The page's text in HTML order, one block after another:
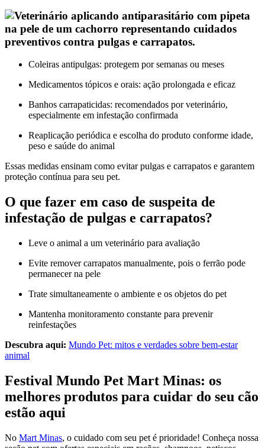
Coleiras antipulgas: protegem por semanas ou meses
Medicamentos tópicos e orais: ação prolongada e eficaz
Banhos carrapaticidas: recomendados por veterinário,
especialmente em infestação confirmada
Reaplicação periódica e escolha do produto conforme idade,
peso e saúde do animal
Essas medidas ensinam como evitar pulgas e carrapatos e garantem
proteção contínua para seu pet.
O que fazer em caso de suspeita de
infestação de pulgas e carrapatos?
Leve o animal a um veterinário para avaliação
Evite remover carrapatos manualmente, pois o ferrão pode
permanecer na pele
Trate simultaneamente o ambiente e os objetos do pet
Mantenha monitoramento constante para prevenir
reinfestações
Descubra aqui: Mundo Pet: mitos e verdades sobre bem-estar
animal
Festival Mundo Pet Mart Minas: os
melhores produtos para cuidar do seu cão
estão aqui
No Mart Minas, o cuidado com seu pet é prioridade! Conheça nossa